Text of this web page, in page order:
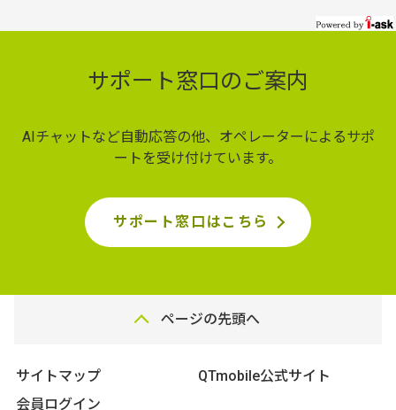
サポート窓口のご案内
AIチャットなど自動応答の他、オペレーターによるサポ
ートを受け付けています。
サポート窓口はこちら
ページの先頭へ
サイトマップ
QTmobile公式サイト
会員ログイン